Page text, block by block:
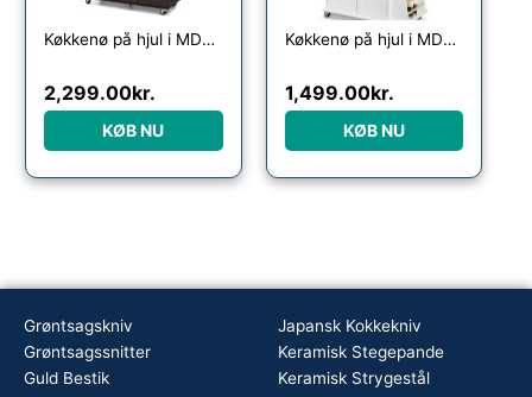
Køkkenø på hjul i MDF og rustfri stål H91,5 x B113,5 – 135 x D45,5 cm – Mørkebrun/Stål
2,299.00kr.
KØB NU
Køkkenø på hjul i MDF og gummitræ H89,5 x B80 – 88 x D45 cm – Hvid/Natur
1,499.00kr.
KØB NU
Grøntsagskniv
Grøntsagssnitter
Guld Bestik
Japansk Kokkekniv
Keramisk Stegepande
Keramisk Strygestål